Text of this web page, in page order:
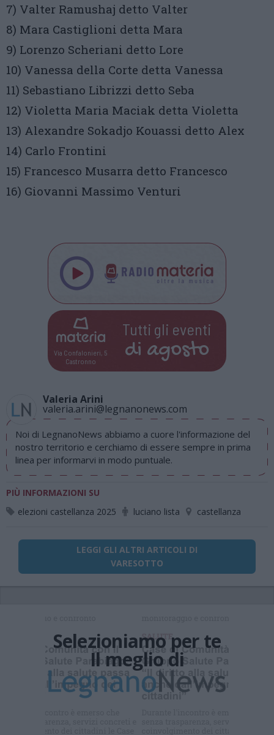
7) Valter Ramushaj detto Valter
8) Mara Castiglioni detta Mara
9) Lorenzo Scheriani detto Lore
10) Vanessa della Corte detta Vanessa
11) Sebastiano Librizzi detto Seba
12) Violetta Maria Maciak detta Violetta
13) Alexandre Sokadjo Kouassi detto Alex
14) Carlo Frontini
15) Francesco Musarra detto Francesco
16) Giovanni Massimo Venturi
Via Confalonieri, 5
Castronno
Tutti gli eventi
di agosto
Valeria Arini
valeria.arini@legnanonews.com
Noi di LegnanoNews abbiamo a cuore l'informazione del
nostro territorio e cerchiamo di essere sempre in prima
linea per informarvi in modo puntuale.
PIÙ INFORMAZIONI SU
elezioni castellanza 2025
luciano lista castellanza
LEGGI GLI ALTRI ARTICOLI DI
VARESOTTO
Selezioniamo per te
Il meglio di
Iscriviti alla
newsletter